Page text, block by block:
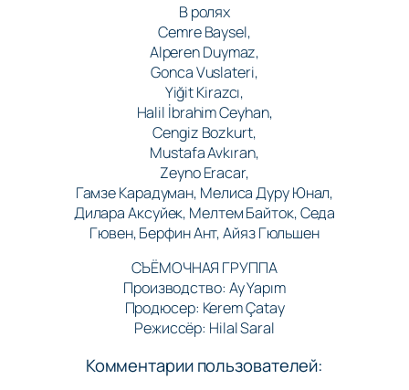
В ролях
Cemre Baysel,
Alperen Duymaz,
Gonca Vuslateri,
Yiğit Kirazcı,
Halil İbrahim Ceyhan,
Cengiz Bozkurt,
Mustafa Avkıran,
Zeyno Eracar,
Гамзе Карадуман, Мелиса Дуру Юнал,
Дилара Аксуйек, Мелтем Байток, Седа
Гювен, Берфин Ант, Айяз Гюльшен
СЪЁМОЧНАЯ ГРУППА
Производство: Ay Yapım
Продюсер: Kerem Çatay
Режиссёр: Hilal Saral
Комментарии пользователей: